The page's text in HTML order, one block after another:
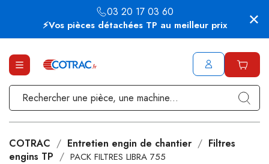
⚡Vos pièces détachées TP au meilleur prix
03 20 17 03 60
COTRAC Entretien engin de chantier
Filtres
engins TP
PACK FILTRES LIBRA 755